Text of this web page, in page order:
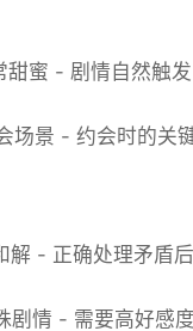
甜蜜 - 剧情自然触发
场景 - 约会时的关
解 - 正确处理矛盾
剧情 - 需要高好感